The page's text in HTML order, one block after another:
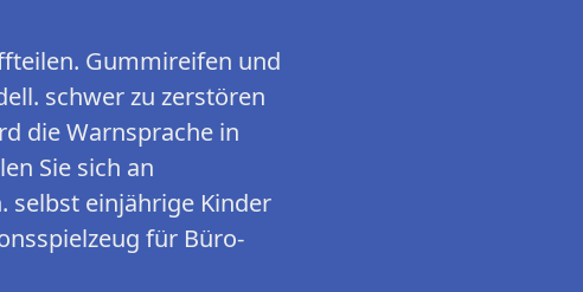
Gummireifen und
schwer zu zerstören
die Warnsprache in
Sie sich an
selbst einjährige Kinder
für Büro-